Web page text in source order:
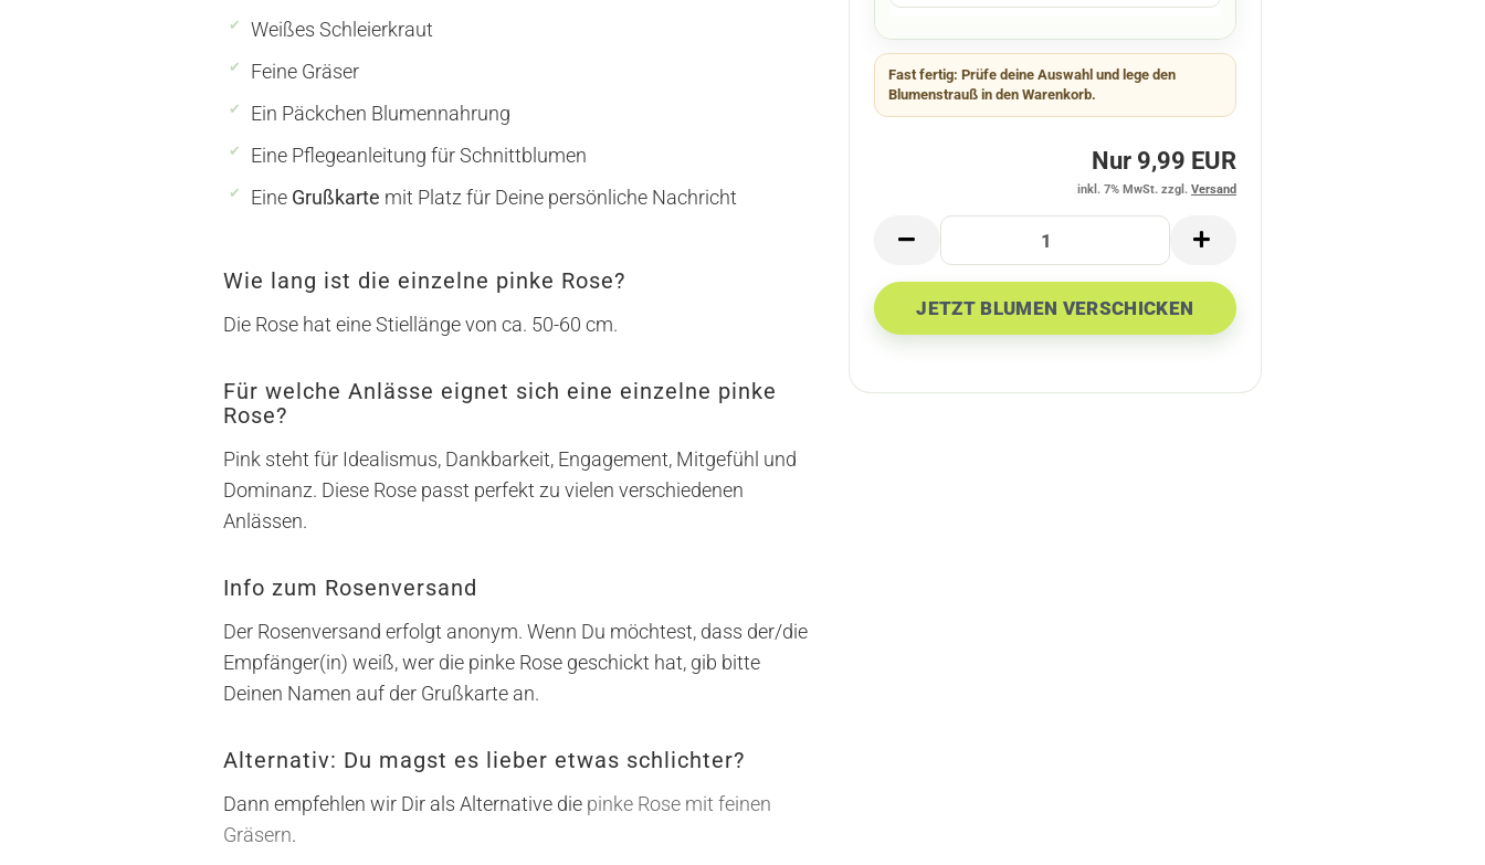
Fast fertig: Prüfe deine Auswahl und lege den
Blumenstrauß in den Warenkorb.
Nur 9,99 EUR
inkl. 7% MwSt. zzgl. Versand
Weißes Schleierkraut
Feine Gräser
Ein Päckchen Blumennahrung
Eine Pflegeanleitung für Schnittblumen
Eine Grußkarte mit Platz für Deine persönliche Nachricht
Wie lang ist die einzelne pinke Rose?
Die Rose hat eine Stiellänge von ca. 50-60 cm.
Für welche Anlässe eignet sich eine einzelne pinke
Rose?
Pink steht für Idealismus, Dankbarkeit, Engagement, Mitgefühl und
Dominanz. Diese Rose passt perfekt zu vielen verschiedenen
Anlässen.
Info zum Rosenversand
Der Rosenversand erfolgt anonym. Wenn Du möchtest, dass der/die
Empfänger(in) weiß, wer die pinke Rose geschickt hat, gib bitte
Deinen Namen auf der Grußkarte an.
Alternativ: Du magst es lieber etwas schlichter?
Dann empfehlen wir Dir als Alternative die pinke Rose mit feinen
Gräsern.